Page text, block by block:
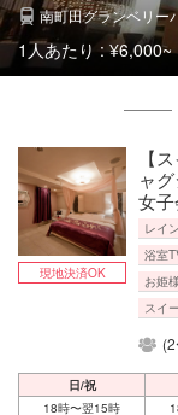
南町田グランベリー
1人あたり :¥6,000~
【
ャ
女
レイ
浴室
お姫
スイ
現地決済OK
日/祝
18時〜翌15時